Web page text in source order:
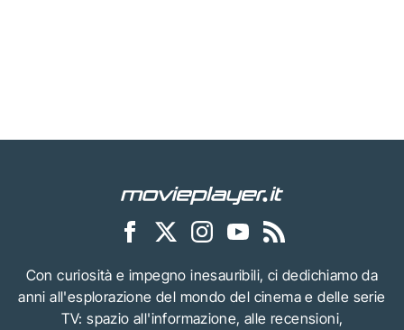
Con curiosità e impegno inesauribili, ci dedichiamo da
anni all'esplorazione del mondo del cinema e delle serie
TV: spazio all'informazione, alle recensioni,